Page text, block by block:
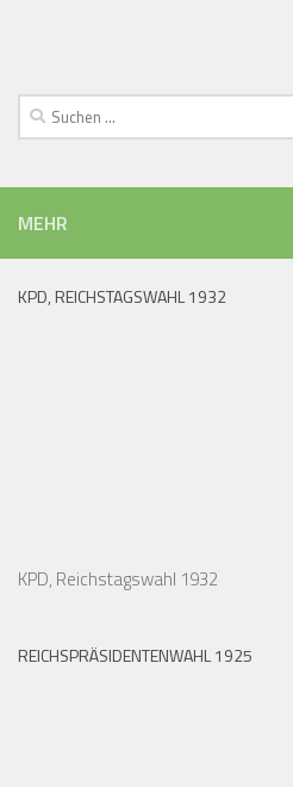
Suchen
nach:
MEHR
KPD, REICHSTAGSWAHL 1932
KPD, Reichstagswahl 1932
REICHSPRÄSIDENTENWAHL 1925